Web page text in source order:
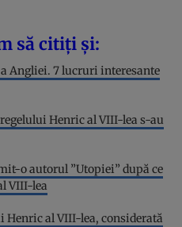
să citiți și:
Angliei. 7 lucruri interesante
Henric al VIII-lea s-au
o autorul ”Utopiei” după ce
VIII-lea
al VIII-lea, considerată